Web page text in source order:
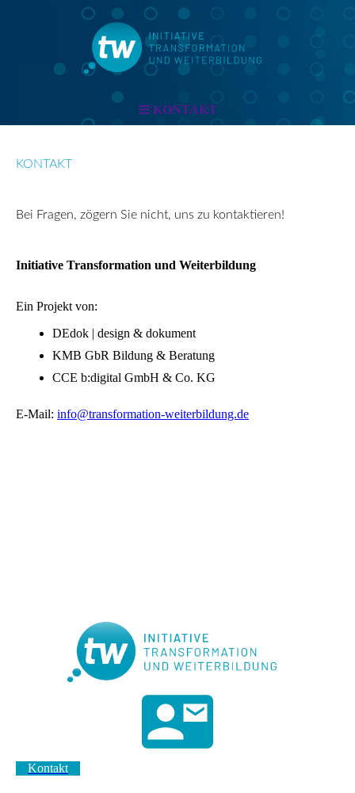
KONTAKT
KONTAKT
Bei Fragen, zögern Sie nicht, uns zu kontaktieren!
Initiative Transformation und Weiterbildung
Ein Projekt von:
DEdok | design & dokument
KMB GbR Bildung & Beratung
CCE b:digital GmbH & Co. KG
E-Mail: info@transformation-weiterbildung.de
Kontakt